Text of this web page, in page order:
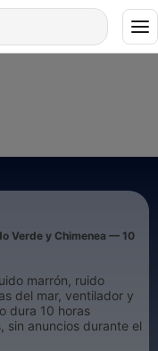
Verde y Chimenea — 10
marrón, ruido
del mar, ventilador y
dura 10 horas
sin anuncios durante el